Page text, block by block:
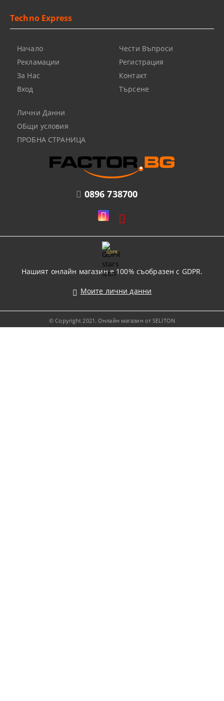
0896 738700
Techno Express
Начало
Рекламации
За Нас
Вход
Чести Въпроси
Регистрация
Контакт
Търсене
Лични Данни
ОБщи условия
ПРОБНА СТРАНИЦА
GDPR
Нашият онлайн магазин е 100% съобразен с GDPR.
Моите лични данни
© Copyright 2021. Онлайн магазин от SELITON